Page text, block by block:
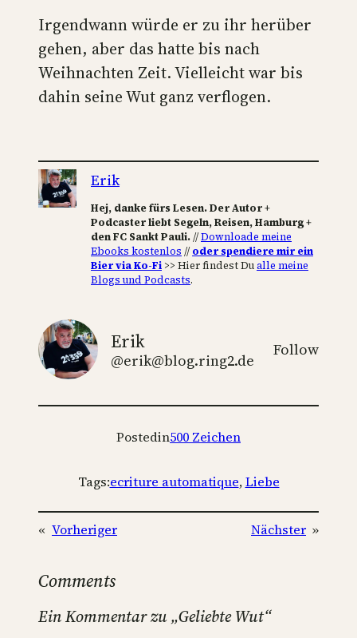
Irgendwann würde er zu ihr herüber
gehen, aber das hatte bis nach
Weihnachten Zeit. Vielleicht war bis
dahin seine Wut ganz verflogen.
Erik
Hej, danke fürs Lesen. Der Autor +
Podcaster liebt Segeln, Reisen, Hamburg +
den FC Sankt Pauli.//Downloade meine
Ebooks kostenlos //oder spendiere mir ein
Bier via Ko-Fi >> Hier findest Dualle meine
Blogs und Podcasts.
Erik
@erik@blog.ring2.de
Follow
Postedin500 Zeichen
Tags:ecriture automatique, Liebe
« Vorheriger Nächster »
Comments
Ein Kommentar zu „Geliebte Wut“